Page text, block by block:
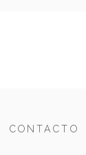
CONTACTO